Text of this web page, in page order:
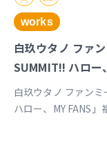
works
白玖ウタノ ファ
SUMMIT!! ハロー
白玖ウタノ ファン
ハロー、MY FANS」